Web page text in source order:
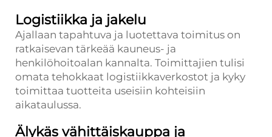
Logistiikka ja jakelu
Ajallaan tapahtuva ja luotettava toimitus on
ratkaisevan tärkeää kauneus- ja
henkilöhoitoalan kannalta. Toimittajien tulisi
omata tehokkaat logistiikkaverkostot ja kyky
toimittaa tuotteita useisiin kohteisiin
aikataulussa.
Älykäs vähittäiskauppa ja